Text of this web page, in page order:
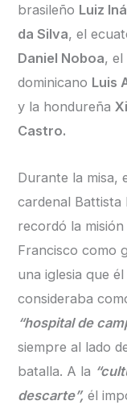
brasileño Luiz
da Silva, el
Daniel Noboa, el
dominicano Luis
y la hondureña
Castro.
Durante la misa,
cardenal Battista
recordó la misión
Francisco como
una iglesia que él
consideraba
“hospital de
siempre al lado
batalla. A la
descarte”, él